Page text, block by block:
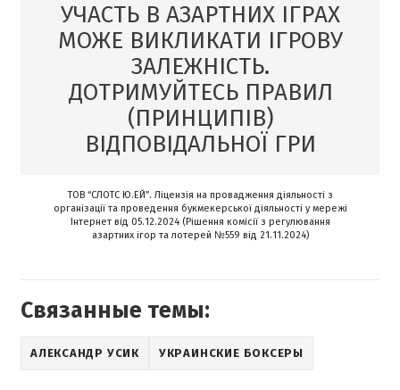
УЧАСТЬ В АЗАРТНИХ ІГРАХ
МОЖЕ ВИКЛИКАТИ ІГРОВУ
ЗАЛЕЖНІСТЬ.
ДОТРИМУЙТЕСЬ ПРАВИЛ
(ПРИНЦИПІВ)
ВІДПОВІДАЛЬНОЇ ГРИ
ТОВ “СЛОТС Ю.ЕЙ”. Ліцензія на провадження діяльності з
організації та проведення букмекерської діяльності у мережі
Інтернет від 05.12.2024 (Рішення комісії з регулювання
азартних ігор та лотерей №559 від 21.11.2024)
Связанные темы:
АЛЕКСАНДР УСИК УКРАИНСКИЕ БОКСЕРЫ